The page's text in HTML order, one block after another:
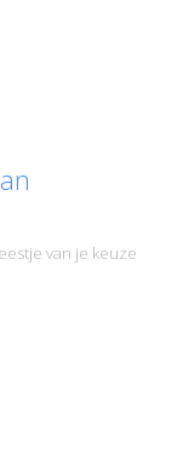
van je keuze